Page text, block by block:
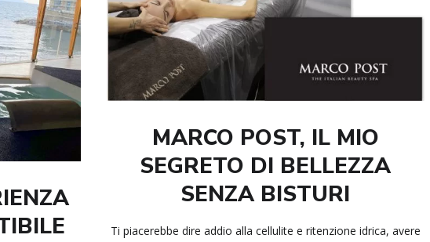
MARCO POST, IL MIO
SEGRETO DI BELLEZZA
SENZA BISTURI
Ti piacerebbe dire addio alla cellulite e ritenzione idrica, avere